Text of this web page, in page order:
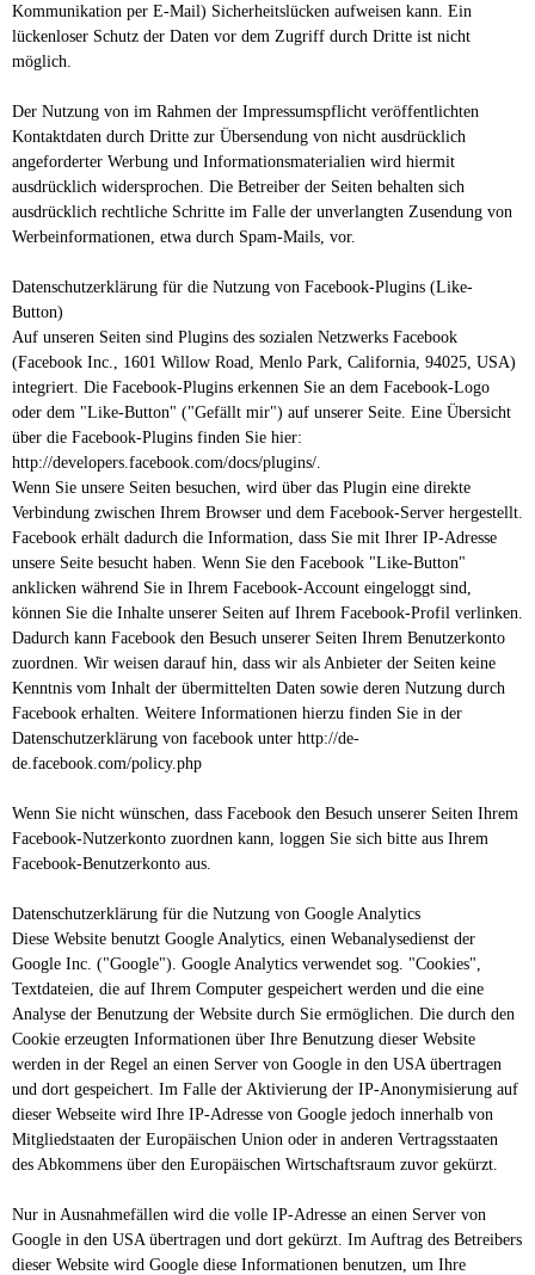
Kommunikation per E-Mail) Sicherheitslücken aufweisen kann. Ein
lückenloser Schutz der Daten vor dem Zugriff durch Dritte ist nicht
möglich.
Der Nutzung von im Rahmen der Impressumspflicht veröffentlichten
Kontaktdaten durch Dritte zur Übersendung von nicht ausdrücklich
angeforderter Werbung und Informationsmaterialien wird hiermit
ausdrücklich widersprochen. Die Betreiber der Seiten behalten sich
ausdrücklich rechtliche Schritte im Falle der unverlangten Zusendung von
Werbeinformationen, etwa durch Spam-Mails, vor.
Datenschutzerklärung für die Nutzung von Facebook-Plugins (Like-
Button)
Auf unseren Seiten sind Plugins des sozialen Netzwerks Facebook
(Facebook Inc., 1601 Willow Road, Menlo Park, California, 94025, USA)
integriert. Die Facebook-Plugins erkennen Sie an dem Facebook-Logo
oder dem "Like-Button" ("Gefällt mir") auf unserer Seite. Eine Übersicht
über die Facebook-Plugins finden Sie hier:
http://developers.facebook.com/docs/plugins/.
Wenn Sie unsere Seiten besuchen, wird über das Plugin eine direkte
Verbindung zwischen Ihrem Browser und dem Facebook-Server hergestellt.
Facebook erhält dadurch die Information, dass Sie mit Ihrer IP-Adresse
unsere Seite besucht haben. Wenn Sie den Facebook "Like-Button"
anklicken während Sie in Ihrem Facebook-Account eingeloggt sind,
können Sie die Inhalte unserer Seiten auf Ihrem Facebook-Profil verlinken.
Dadurch kann Facebook den Besuch unserer Seiten Ihrem Benutzerkonto
zuordnen. Wir weisen darauf hin, dass wir als Anbieter der Seiten keine
Kenntnis vom Inhalt der übermittelten Daten sowie deren Nutzung durch
Facebook erhalten. Weitere Informationen hierzu finden Sie in der
Datenschutzerklärung von facebook unter http://de-
de.facebook.com/policy.php
Wenn Sie nicht wünschen, dass Facebook den Besuch unserer Seiten Ihrem
Facebook-Nutzerkonto zuordnen kann, loggen Sie sich bitte aus Ihrem
Facebook-Benutzerkonto aus.
Datenschutzerklärung für die Nutzung von Google Analytics
Diese Website benutzt Google Analytics, einen Webanalysedienst der
Google Inc. ("Google"). Google Analytics verwendet sog. "Cookies",
Textdateien, die auf Ihrem Computer gespeichert werden und die eine
Analyse der Benutzung der Website durch Sie ermöglichen. Die durch den
Cookie erzeugten Informationen über Ihre Benutzung dieser Website
werden in der Regel an einen Server von Google in den USA übertragen
und dort gespeichert. Im Falle der Aktivierung der IP-Anonymisierung auf
dieser Webseite wird Ihre IP-Adresse von Google jedoch innerhalb von
Mitgliedstaaten der Europäischen Union oder in anderen Vertragsstaaten
des Abkommens über den Europäischen Wirtschaftsraum zuvor gekürzt.
Nur in Ausnahmefällen wird die volle IP-Adresse an einen Server von
Google in den USA übertragen und dort gekürzt. Im Auftrag des Betreibers
dieser Website wird Google diese Informationen benutzen, um Ihre